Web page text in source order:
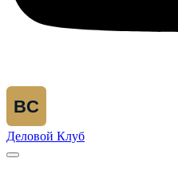
BC
Деловой Клуб